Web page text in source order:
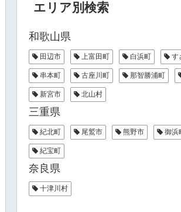
エリア別検索
和歌山県
田辺市 上富田町 白浜町 す
串本町 古座川町 那智勝浦町
新宮市 北山村
三重県
紀北町 尾鷲市 熊野市 御浜
紀宝町
奈良県
十津川村